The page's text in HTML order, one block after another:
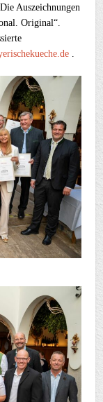
Auszeichnungen
Original“.